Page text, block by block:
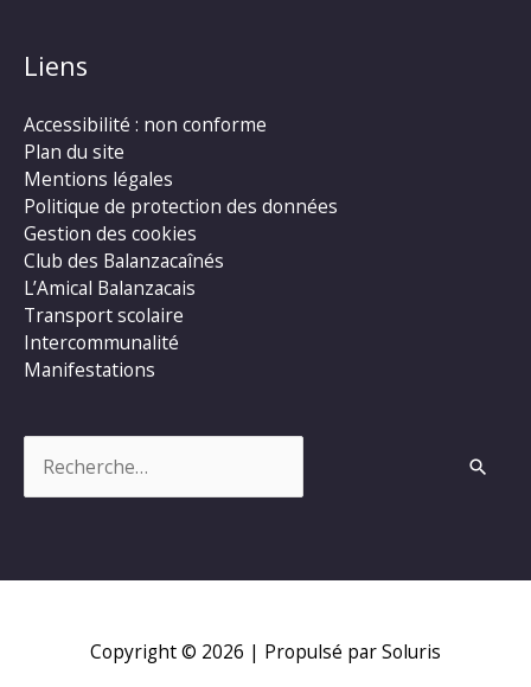
Liens
Accessibilité : non conforme
Plan du site
Mentions légales
Politique de protection des données
Gestion des cookies
Club des Balanzacaînés
L’Amical Balanzacais
Transport scolaire
Intercommunalité
Manifestations
Copyright © 2026 | Propulsé par Soluris